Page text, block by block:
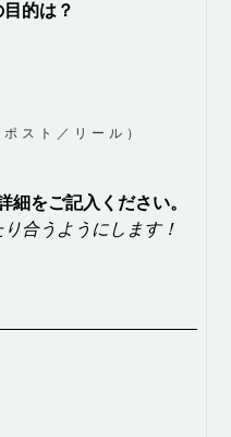
的は？
スト／リール）
細をご記入ください。
合うようにします！